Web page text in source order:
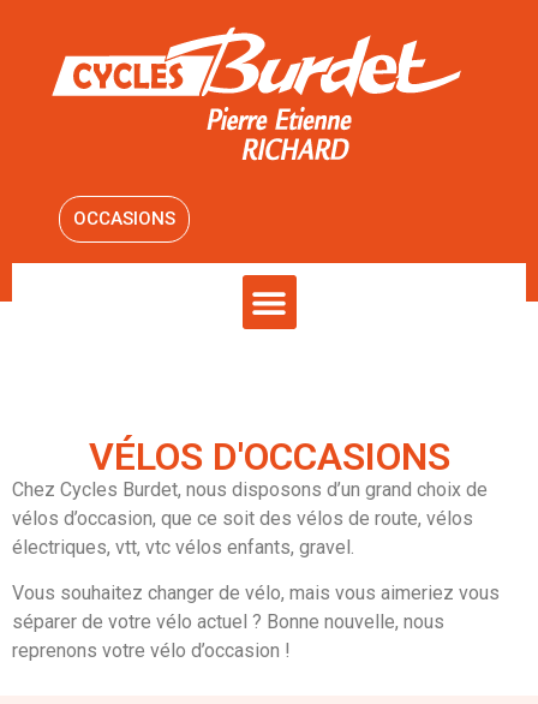
OCCASIONS
VÉLOS D'OCCASIONS
Chez Cycles Burdet, nous disposons d’un grand choix de
vélos d’occasion, que ce soit des vélos de route, vélos
électriques, vtt, vtc vélos enfants, gravel.
Vous souhaitez changer de vélo, mais vous aimeriez vous
séparer de votre vélo actuel ? Bonne nouvelle, nous
reprenons votre vélo d’occasion !